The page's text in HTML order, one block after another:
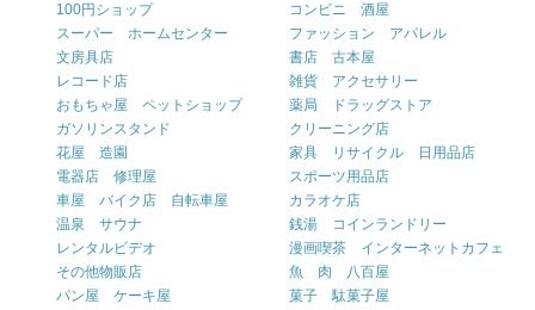
100円ショップ
コンビニ 酒屋
スーパー ホームセンター
ファッション アパレル
文房具店
書店 古本屋
レコード店
雑貨 アクセサリー
おもちゃ屋 ペットショップ
薬局 ドラッグストア
ガソリンスタンド
クリーニング店
花屋 造園
家具 リサイクル 日用品店
電器店 修理屋
スポーツ用品店
車屋 バイク店 自転車屋
カラオケ店
温泉 サウナ
銭湯 コインランドリー
レンタルビデオ
漫画喫茶 インターネットカフェ
その他物販店
魚 肉 八百屋
パン屋 ケーキ屋
菓子 駄菓子屋